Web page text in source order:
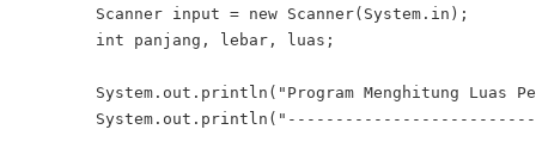
        Scanner input = new Scanner(System.in);
        int panjang, lebar, luas;
System.out.println("Program Menghitung Luas